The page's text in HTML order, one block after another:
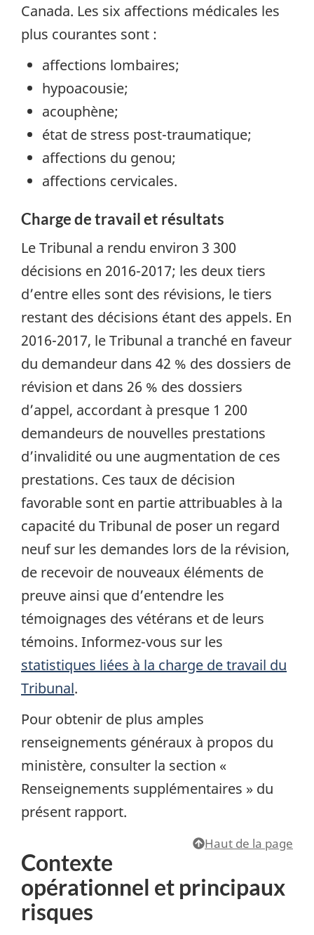
Canada. Les six affections médicales les
plus courantes sont :
affections lombaires;
hypoacousie;
acouphène;
état de stress post-traumatique;
affections du genou;
affections cervicales.
Charge de travail et résultats
Le Tribunal a rendu environ 3 300
décisions en 2016-2017; les deux tiers
d’entre elles sont des révisions, le tiers
restant des décisions étant des appels. En
2016-2017, le Tribunal a tranché en faveur
du demandeur dans 42 % des dossiers de
révision et dans 26 % des dossiers
d’appel, accordant à presque 1 200
demandeurs de nouvelles prestations
d’invalidité ou une augmentation de ces
prestations. Ces taux de décision
favorable sont en partie attribuables à la
capacité du Tribunal de poser un regard
neuf sur les demandes lors de la révision,
de recevoir de nouveaux éléments de
preuve ainsi que d’entendre les
témoignages des vétérans et de leurs
témoins. Informez-vous sur les
statistiques liées à la charge de travail du
Tribunal.
Pour obtenir de plus amples
renseignements généraux à propos du
ministère, consulter la section «
Renseignements supplémentaires » du
présent rapport.
Haut de la page
Contexte
opérationnel et principaux
risques